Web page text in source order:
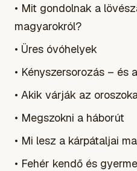
• Mit gondolnak a
magyarokról?
• Üres óvóhelyek
• Kényszersorozás – és
• Akik várják az
• Megszokni a háborút
• Mi lesz a kárpátaljai
• Fehér kendő és